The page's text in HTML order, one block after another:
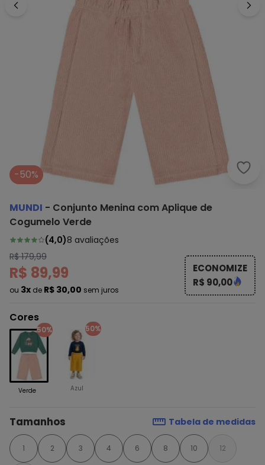
-50%
MUNDI - Conjunto Menina com Aplique de
Cogumelo Verde
(4,0)8 avaliações
R$ 179,99
R$ 89,99
ou 3x de R$ 30,00 sem juros
ECONOMIZE
R$ 90,00
Cores
50%
Verde
50%
Azul
Tamanhos Tabela de medidas
1 2 3 4 6 8 10 12